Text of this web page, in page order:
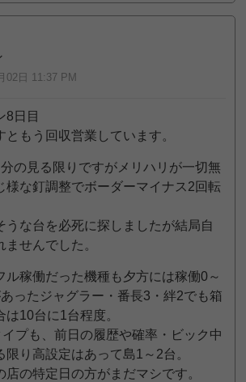
02日 11:37 PM
8日目
もう回収営業しています。
の見る限りですがメリハリが一切無
様な釘調整でボーダーマイナス2回転
うな台を必死に探しましたが結局自
せんでした。
ル稼働だった機種も夕方には稼働0～
ったジャグラー・番長3・絆2でも箱
10台に1台程度。
プも、前日の履歴や確率・ビック中
り高設定はあって島1～2台。
店の特定日の方がまだマシです。